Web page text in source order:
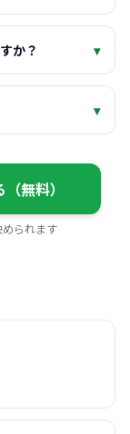
か？ ▾
▾
無料）
られます